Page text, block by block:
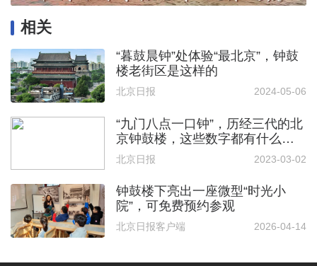
相关
“暮鼓晨钟”处体验“最北京”，钟鼓
楼老街区是这样的
北京日报 2024-05-06
“九门八点一口钟”，历经三代的北
京钟鼓楼，这些数字都有什么含
义？
北京日报 2023-03-02
钟鼓楼下亮出一座微型“时光小
院”，可免费预约参观
北京日报客户端 2026-04-14